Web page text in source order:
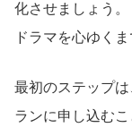
化させましょう
ドラマを心ゆく
最初のステップ
ランに申し込む